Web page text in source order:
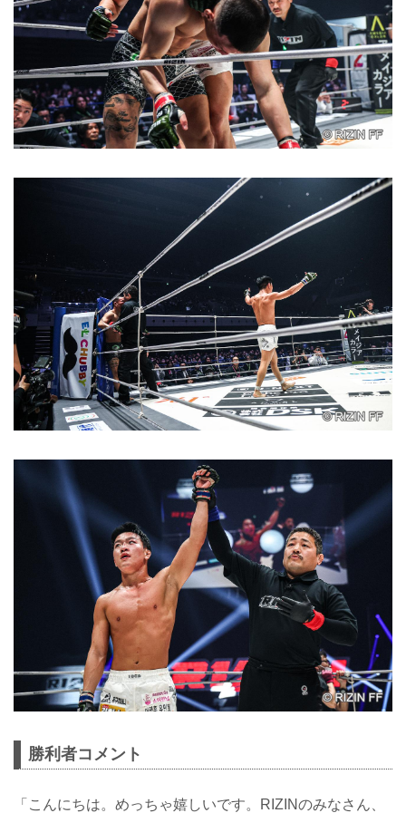
勝利者コメント
「こんにちは。めっちゃ嬉しいです。RIZINのみなさん、